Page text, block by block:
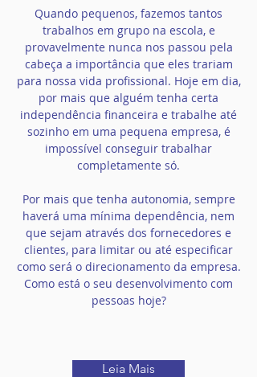
Quando pequenos, fazemos tantos
trabalhos em grupo na escola, e
provavelmente nunca nos passou pela
cabeça a importância que eles trariam
para nossa vida profissional. Hoje em dia,
por mais que alguém tenha certa
independência financeira e trabalhe até
sozinho em uma pequena empresa, é
impossível conseguir trabalhar
completamente só.
Por mais que tenha autonomia, sempre
haverá uma mínima dependência, nem
que sejam através dos fornecedores e
clientes, para limitar ou até especificar
como será o direcionamento da empresa.
Como está o seu desenvolvimento com
pessoas hoje?
Leia Mais